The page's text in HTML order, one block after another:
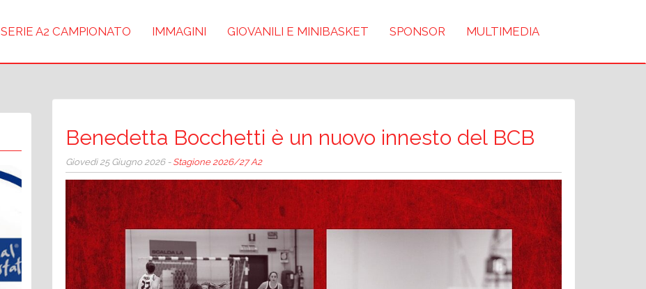
SERIE A2 CAMPIONATO IMMAGINI GIOVANILI E MINIBASKET SPONSOR MULTIMEDIA
Benedetta Bocchetti è un nuovo innesto del BCB
Giovedì 25 Giugno 2026 - Stagione 2026/27 A2